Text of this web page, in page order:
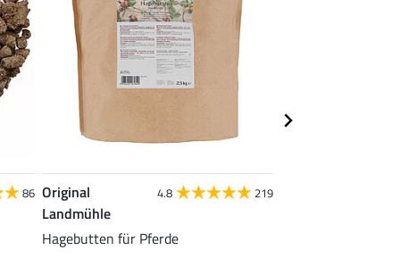
86 Original
Landmühle
4.8 219
Hagebutten für Pferde